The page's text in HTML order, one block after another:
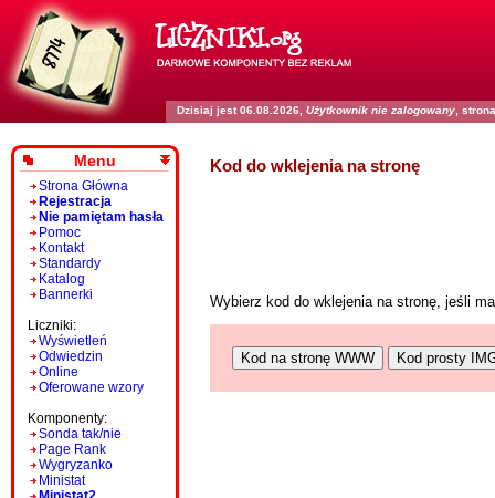
Dzisiaj jest 06.08.2026, Użytkownik nie zalogowany ,
Menu
Strona Główna
Rejestracja
Nie pamiętam hasła
Pomoc
Kontakt
Standardy
Katalog
Bannerki
Liczniki:
Wyświetleń
Odwiedzin
Online
Oferowane wzory
Komponenty:
Sonda tak/nie
Page Rank
Wygryzanko
Ministat
Kod do wklejenia na stronę
Wybierz kod do wklejenia na stronę, jeśli
Kod na stronę WWW Kod prosty